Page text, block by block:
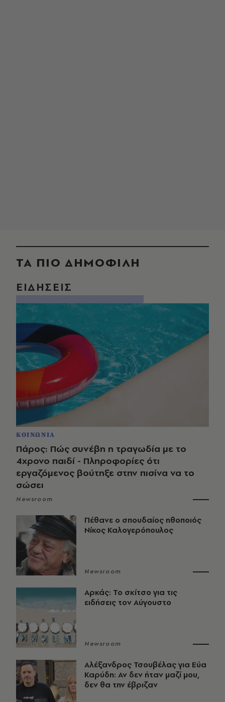
ΤΑ ΠΙΟ ΔΗΜΟΦΙΛΗ
ΕΙΔΗΣΕΙΣ
ΚΟΙΝΩΝΙΑ
Πάρος: Πώς συνέβη η τραγωδία με το
4χρονο παιδί - Πληροφορίες ότι
εργαζόμενος βούτηξε στην πισίνα να το
σώσει
Newsroom
Πέθανε ο σπουδαίος ηθοποιός
Νίκος Καλογερόπουλος
Newsroom
Αρκάς: Το σκίτσο για τις
ειδήσεις τον Αύγουστο
Newsroom
Αλέξανδρος Τσουβέλας για Εύα
Καρύδη: Αν δεν ήταν μαζί μου,
δεν θα την έβριζαν